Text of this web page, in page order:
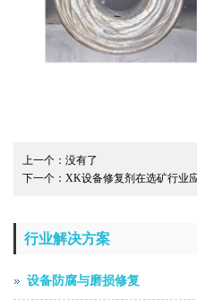
上一个： 没有了
下一个： XK设备修复剂在选矿行业
行业解决方案
设备防腐与磨损修复